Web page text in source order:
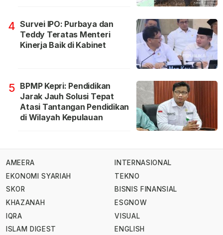
4 Survei IPO: Purbaya dan
Teddy Teratas Menteri
Kinerja Baik di Kabinet
5 BPMP Kepri: Pendidikan
Jarak Jauh Solusi Tepat
Atasi Tantangan Pendidikan
di Wilayah Kepulauan
AMEERA
EKONOMI SYARIAH
SKOR
KHAZANAH
IQRA
ISLAM DIGEST
INTERNASIONAL
TEKNO
BISNIS FINANSIAL
ESGNOW
VISUAL
ENGLISH